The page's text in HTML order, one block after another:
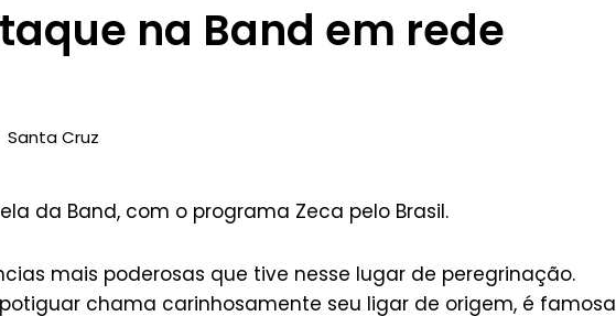
na Band em rede
Santa Cruz
da Band, com o programa Zeca pelo Brasil.
mais poderosas que tive nesse lugar de peregrinação.
potiguar chama carinhosamente seu ligar de origem, é famosa